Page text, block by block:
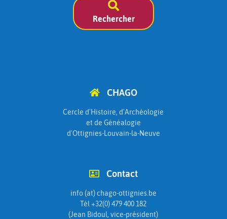
Rechercher
CHAGO
Cercle d'Histoire, d'Archéologie
et de Généalogie
d'Ottignies-Louvain-la-Neuve
Contact
info (at) chago-ottignies.be
Tél +32(0) 479 400 182
(Jean Bidoul, vice-président)